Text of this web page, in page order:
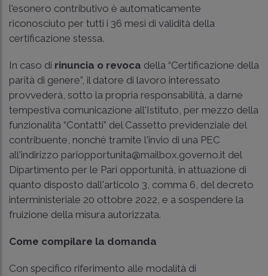
l'esonero contributivo è automaticamente
riconosciuto per tutti i 36 mesi di validità della
certificazione stessa.
In caso di rinuncia o revoca della “Certificazione della
parità di genere”, il datore di lavoro interessato
provvederà, sotto la propria responsabilità, a darne
tempestiva comunicazione all'Istituto, per mezzo della
funzionalità “Contatti” del Cassetto previdenziale del
contribuente, nonché tramite l'invio di una PEC
all'indirizzo pariopportunita@mailbox.governo.it del
Dipartimento per le Pari opportunità, in attuazione di
quanto disposto dall'articolo 3, comma 6, del decreto
interministeriale 20 ottobre 2022, e a sospendere la
fruizione della misura autorizzata.
Come compilare la domanda
Con specifico riferimento alle modalità di